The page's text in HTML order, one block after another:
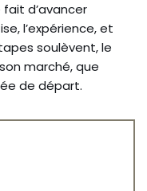
fait d’avancer
l’expérience, et
soulèvent, le
marché, que
de départ.